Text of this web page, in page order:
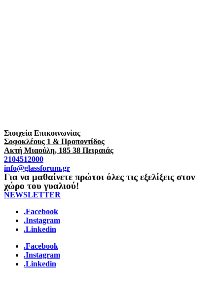
Στοιχεία Επικοινωνίας
Σοφοκλέους 1 & Προποντίδος
Ακτή Μιαούλη, 185 38 Πειραιάς
2104512000
info@glassforum.gr
Για να μαθαίνετε πρώτοι όλες τις εξελίξεις στον
χώρο του γυαλιού!
NEWSLETTER
.Facebook
.Instagram
.Linkedin
.Facebook
.Instagram
.Linkedin